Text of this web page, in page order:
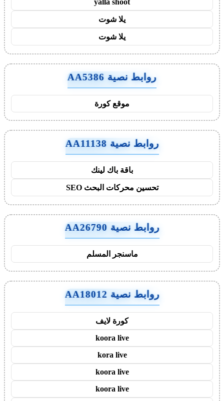
yalla shoot
يلا شوت
يلا شوت
روابط نصية AA5386
موقع كورة
روابط نصية AA11138
باقة باك لينك
تحسين محركات البحث SEO
روابط نصية AA26790
ماسنجر المسلم
روابط نصية AA18012
كورة لايف
koora live
kora live
koora live
koora live